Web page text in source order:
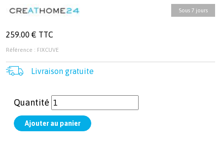
Sous 7 jours
259.00 € TTC
Référence : FIXCUVE
Livraison gratuite
Quantité